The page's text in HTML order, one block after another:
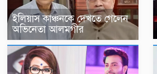
ইলিয়াস কাঞ্চনকে দেখতে গেলেন
অভিনেতা আলমগীর